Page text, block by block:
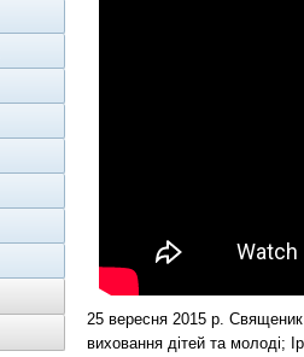
25 вересня 2015 р. Священик
виховання дітей та молоді;